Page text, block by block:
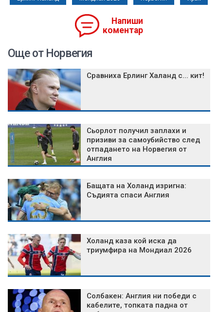
Напиши
коментар
Още от Норвегия
Сравниха Ерлинг Халанд с... кит!
Сьорлот получил заплахи и
призиви за самоубийство след
отпадането на Норвегия от
Англия
Бащата на Холанд изригна:
Съдията спаси Англия
Холанд каза кой иска да
триумфира на Мондиал 2026
Солбакен: Англия ни победи с
кабелите, топката падна от